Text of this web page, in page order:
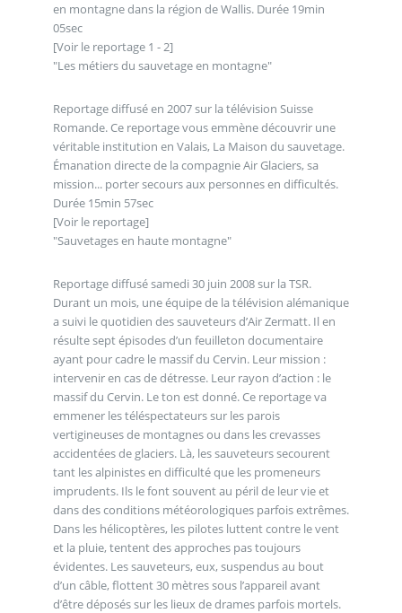
en montagne dans la région de Wallis. Durée 19min
05sec
[Voir le reportage 1 - 2]
"Les métiers du sauvetage en montagne"
Reportage diffusé en 2007 sur la télévision Suisse
Romande. Ce reportage vous emmène découvrir une
véritable institution en Valais, La Maison du sauvetage.
Émanation directe de la compagnie Air Glaciers, sa
mission... porter secours aux personnes en difficultés.
Durée 15min 57sec
[Voir le reportage]
"Sauvetages en haute montagne"
Reportage diffusé samedi 30 juin 2008 sur la TSR.
Durant un mois, une équipe de la télévision alémanique
a suivi le quotidien des sauveteurs d’Air Zermatt. Il en
résulte sept épisodes d’un feuilleton documentaire
ayant pour cadre le massif du Cervin. Leur mission :
intervenir en cas de détresse. Leur rayon d’action : le
massif du Cervin. Le ton est donné. Ce reportage va
emmener les téléspectateurs sur les parois
vertigineuses de montagnes ou dans les crevasses
accidentées de glaciers. Là, les sauveteurs secourent
tant les alpinistes en difficulté que les promeneurs
imprudents. Ils le font souvent au péril de leur vie et
dans des conditions météorologiques parfois extrêmes.
Dans les hélicoptères, les pilotes luttent contre le vent
et la pluie, tentent des approches pas toujours
évidentes. Les sauveteurs, eux, suspendus au bout
d’un câble, flottent 30 mètres sous l’appareil avant
d’être déposés sur les lieux de drames parfois mortels.